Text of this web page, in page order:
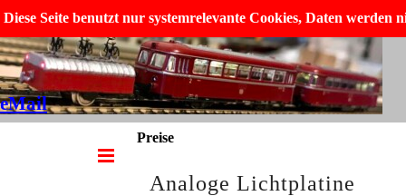
Diese Seite benutzt nur systemrelevante Cookies, Daten werden
Micha´s MoBa
eMail
Menü überspringen
Preise
Analoge Lichtplatine